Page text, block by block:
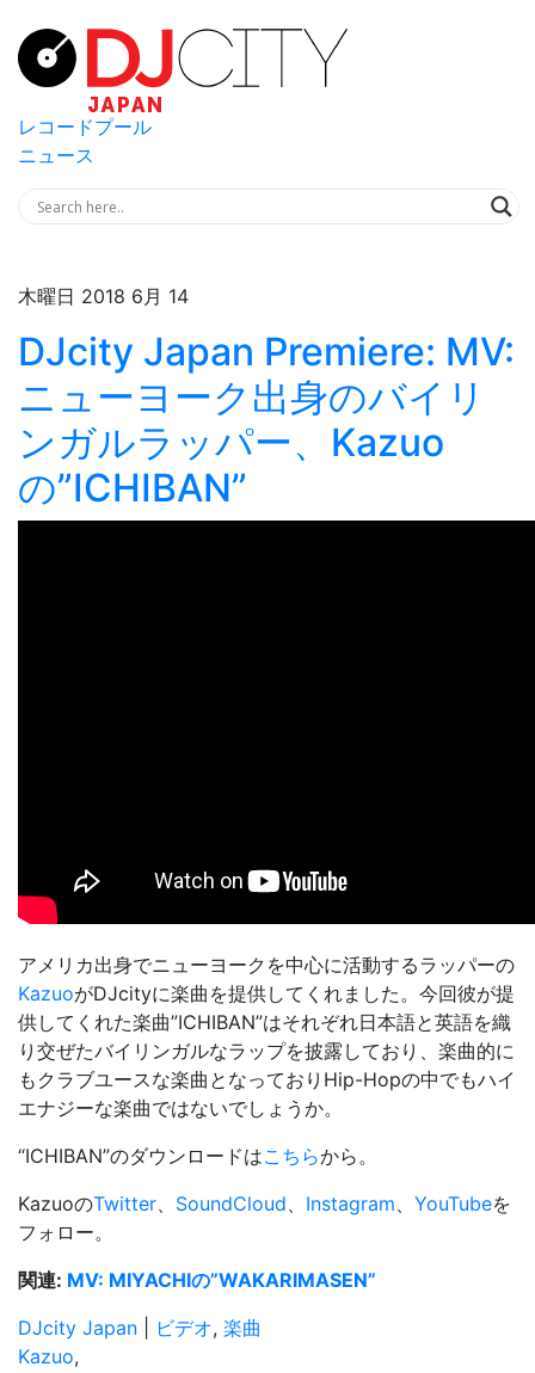
レコードプール
ニュース
木曜日 2018 6月 14
DJcity Japan Premiere: MV:
ニューヨーク出身のバイリ
ンガルラッパー、Kazuo
の”ICHIBAN”
アメリカ出身でニューヨークを中心に活動するラッパーの
KazuoがDJcityに楽曲を提供してくれました。今回彼が提
供してくれた楽曲”ICHIBAN”はそれぞれ日本語と英語を織
り交ぜたバイリンガルなラップを披露しており、楽曲的に
もクラブユースな楽曲となっておりHip-Hopの中でもハイ
エナジーな楽曲ではないでしょうか。
“ICHIBAN”のダウンロードはこちらから。
KazuoのTwitter、 SoundCloud、 Instagram、 YouTubeを
フォロー。
関連: MV: MIYACHIの”WAKARIMASEN”
DJcity Japan
ビデオ, 楽曲
Kazuo,